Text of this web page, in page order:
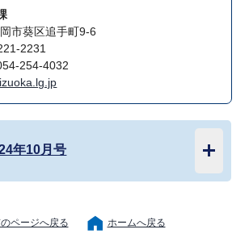
市葵区追手町9-6
2231
254-4032
年10月号
ページへ戻る ホームへ戻る